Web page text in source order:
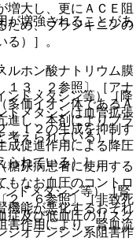
増強されることがあ
ドメタシン等）［降
ドメタシンは血管拡張
、Ｉ２の生成を抑制す
成促進作用による降圧
られている）］。
ドメタシン等）［腎
機能が悪化するおそれ
害作用により、腎血流
増大し、更にＡＣＥ阻
ため、ブラジキニンの
）］。
ルホン酸ナトリウム膜
１３．２参照〕［アナ
多価イオン体であるＡ
進し、本剤によりブラ
考えられている）］。
尿病患者に使用する
もなお血圧のコントロ
２．６参照〕［非致死
症及び低血圧のリスク
ジオテンシン系阻害作